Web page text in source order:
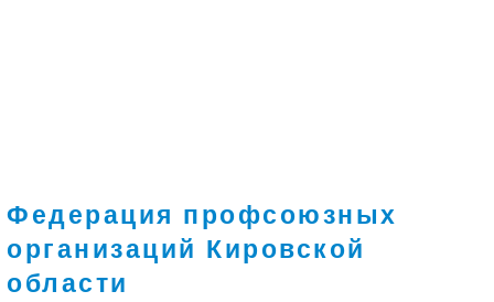
Федерация профсоюзных
организаций Кировской
области